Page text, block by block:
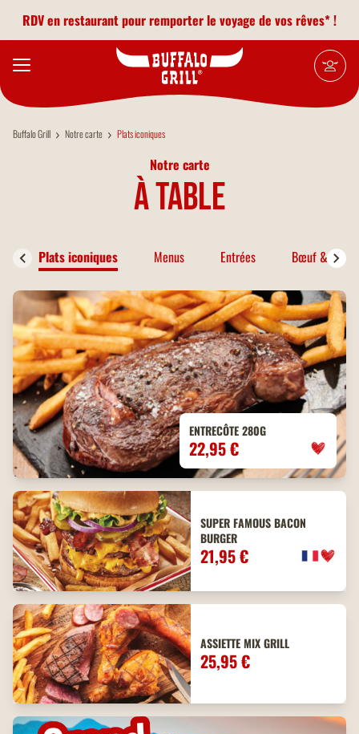
RDV en restaurant pour remporter le voyage de vos rêves* !
Buffalo Grill Notre carte Plats iconiques
Notre carte
à table
Plats iconiques Menus Entrées Bœuf & Bison
ENTRECÔTE 280G
22,95 €
SUPER FAMOUS BACON
BURGER
21,95 €
ASSIETTE MIX GRILL
25,95 €